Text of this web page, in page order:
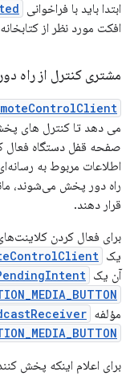
ابتدا باید با فراخوانی
افکت مورد نظر از
مشتری کنترل از راه دور
می دهد تا کنترل های پخش
صفحه قفل دستگاه فعال
اطلاعات مربوط به
راه دور پخش می‌شوند،
قرار دهند.
برای فعال کردن
یک
آن یک
مؤلفه
برای اعلام اینکه پخش